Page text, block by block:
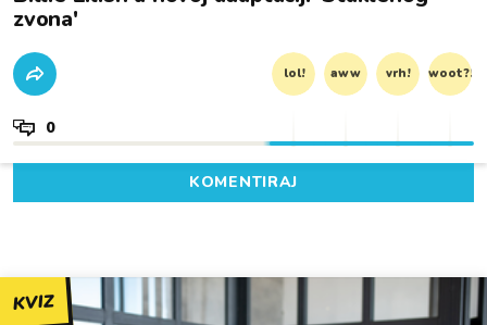
zvona'
lol! aww vrh! woot?!
0
KOMENTIRAJ
KVIZ